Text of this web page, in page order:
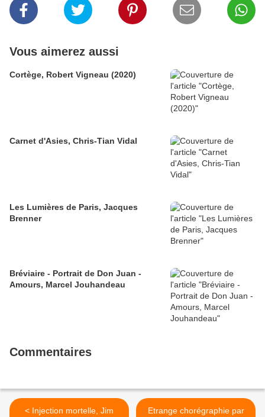
Vous aimerez aussi
Cortège, Robert Vigneau (2020)
Carnet d'Asies, Chris-Tian Vidal
Les Lumières de Paris, Jacques
Brenner
Bréviaire - Portrait de Don Juan -
Amours, Marcel Jouhandeau
Commentaires
< Injection mortelle, Jim Etrange chorégraphie par